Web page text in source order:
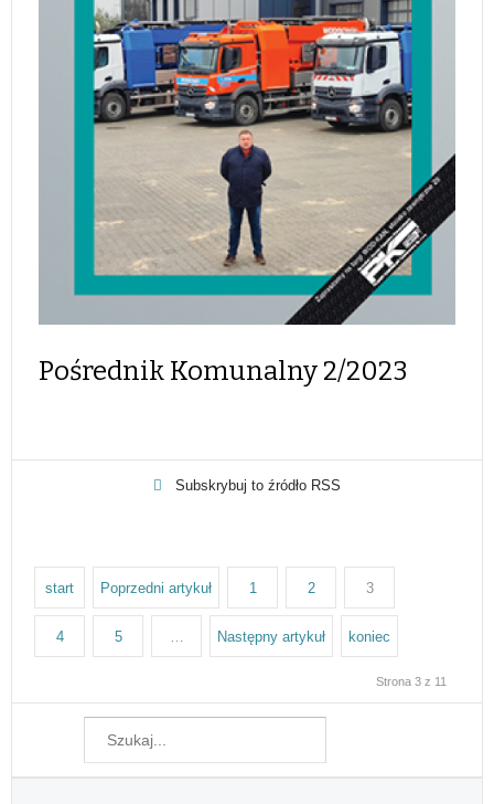
Pośrednik Komunalny 2/2023
Subskrybuj to źródło RSS
start Poprzedni artykuł 1 2 3
4 5 … Następny artykuł koniec
Strona 3 z 11